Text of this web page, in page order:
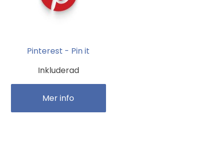
Pinterest - Pin it
Inkluderad
Mer info